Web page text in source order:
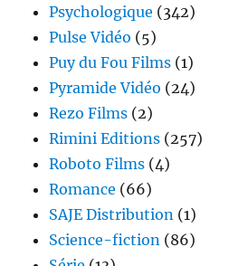
Psychologique (342)
Pulse Vidéo (5)
Puy du Fou Films (1)
Pyramide Vidéo (24)
Rezo Films (2)
Rimini Editions (257)
Roboto Films (4)
Romance (66)
SAJE Distribution (1)
Science-fiction (86)